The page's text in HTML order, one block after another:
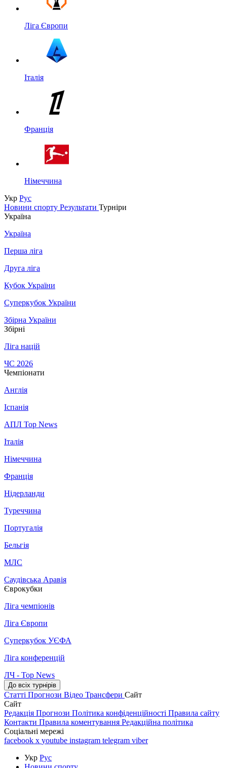
Ліга Європи
Італія
Франція
Німеччина
Укр Рус
Новини спорту Результати Турніри
Україна
Україна
Перша ліга
Друга ліга
Кубок України
Суперкубок України
Збірна України
Збірні
Ліга націй
ЧС 2026
Чемпіонати
Англія
Іспанія
АПЛ Top News
Італія
Німеччина
Франція
Нідерланди
Туреччина
Португалія
Бельгія
МЛС
Саудівська Аравія
Єврокубки
Ліга чемпіонів
Ліга Європи
Суперкубок УЄФА
Ліга конференцій
ЛЧ - Top News
До всіх турнірів
Статті Прогнози Відео Трансфери Сайт
Сайт
Редакція Прогнози Політика конфіденційності Правила сайту
Контакти Правила коментування Редакційна політика
Соціальні мережі
facebook x youtube instagram telegram viber
Укр Рус